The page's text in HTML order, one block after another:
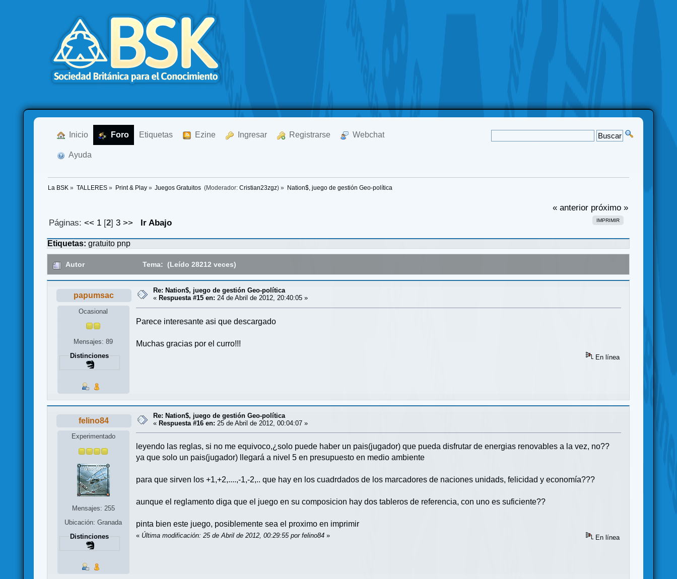
Inicio Foro Etiquetas Ezine Ingresar Registrarse Webchat
Ayuda
La BSK » TALLERES» Print & Play» Juegos Gratuitos (Moderador:Cristian23zgz) » Nation$, juego de gestión Geo-política
« anterior próximo »
IMPRIMIR
Páginas: << 1[2] 3 >> Ir Abajo
Etiquetas:gratuito pnp
Autor Tema: (Leído 28212 veces)
papumsac
Ocasional
Mensajes: 89
Distinciones
Re: Nation$, juego de gestión Geo-política
« Respuesta #15 en: 24 de Abril de 2012, 20:40:05 »
Parece interesante asi que descargado
Muchas gracias por el curro!!!
En línea
felino84
Experimentado
Mensajes: 255
Ubicación: Granada
Distinciones
Re: Nation$, juego de gestión Geo-política
«Respuesta #16 en: 25 de Abril de 2012, 00:04:07 »
leyendo las reglas, si no me equivoco,¿solo puede haber un pais(jugador) que pueda disfrutar de energias renovables a la vez, no??
ya que solo un pais(jugador) llegará a nivel 5 en presupuesto en medio ambiente
para que sirven los +1,+2,....,-1,-2,.. que hay en los cuadrdados de los marcadores de naciones unidads, felicidad y economía???
aunque el reglamento diga que el juego en su composicion hay dos tableros de referencia, con uno es suficiente??
pinta bien este juego, posiblemente sea el proximo en imprimir
« Última modificación: 25 de Abril de 2012, 00:29:55 por felino84 » En línea